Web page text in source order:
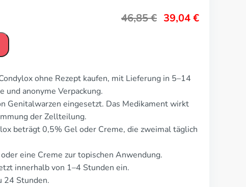
46,85€ 39,04€
ohne Rezept kaufen, mit Lieferung in 5–14
und anonyme Verpackung.
Genitalwarzen eingesetzt. Das Medikament wirkt
der Zellteilung.
beträgt 0,5% Gel oder Creme, die zweimal täglich
eine Creme zur topischen Anwendung.
innerhalb von 1–4 Stunden ein.
24 Stunden.